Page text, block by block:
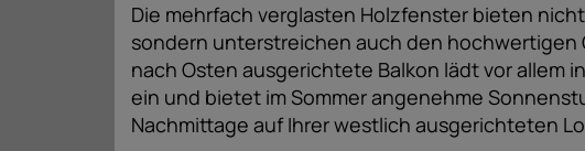
Die mehrfach verglasten Holzfenster bieten
sondern unterstreichen auch den hochwertigen
nach Osten ausgerichtete Balkon lädt vor allem
ein und bietet im Sommer angenehme
Nachmittage auf Ihrer westlich ausgerichteten